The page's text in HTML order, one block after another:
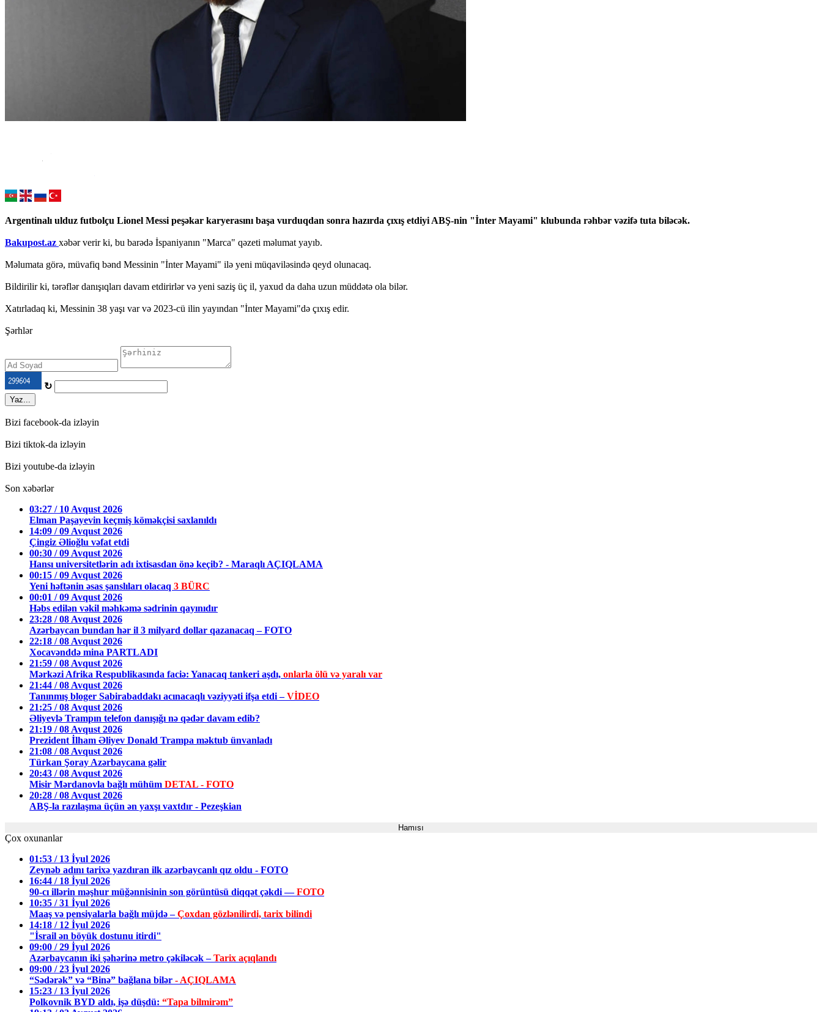
Argentinalı ulduz futbolçu Lionel Messi peşəkar karyerasını başa vurduqdan sonra hazırda çıxış etdiyi ABŞ-nin "İnter Mayami" klubunda rəhbər vəzifə tuta biləcək.
Bakupost.az xəbər verir ki, bu barədə İspaniyanın "Marca" qəzeti məlumat yayıb.
Məlumata görə, müvafiq bənd Messinin "İnter Mayami" ilə yeni müqaviləsində qeyd olunacaq.
Bildirilir ki, tərəflər danışıqları davam etdirirlər və yeni saziş üç il, yaxud da daha uzun müddətə ola bilər.
Xatırladaq ki, Messinin 38 yaşı var və 2023-cü ilin yayından "İnter Mayami"də çıxış edir.
Şərhlər
↻
Yaz...
Bizi facebook-da izləyin
Bizi tiktok-da izləyin
Bizi youtube-da izləyin
Son xəbərlər
03:27 / 10 Avqust 2026
Elman Paşayevin keçmiş köməkçisi saxlanıldı
14:09 / 09 Avqust 2026
Çingiz Əlioğlu vəfat etdi
00:30 / 09 Avqust 2026
Hansı universitetlərin adı ixtisasdan önə keçib? - Maraqlı AÇIQLAMA
00:15 / 09 Avqust 2026
Yeni həftənin əsas şanslıları olacaq 3 BÜRC
00:01 / 09 Avqust 2026
Həbs edilən vəkil məhkəmə sədrinin qayınıdır
23:28 / 08 Avqust 2026
Azərbaycan bundan hər il 3 milyard dollar qazanacaq – FOTO
22:18 / 08 Avqust 2026
Xocavənddə mina PARTLADI
21:59 / 08 Avqust 2026
Mərkəzi Afrika Respublikasında faciə: Yanacaq tankeri aşdı, onlarla ölü və yaralı var
21:44 / 08 Avqust 2026
Tanınmış bloger Sabirabaddakı acınacaqlı vəziyyəti ifşa etdi –VİDEO
21:25 / 08 Avqust 2026
Əliyevlə Trampın telefon danışığı nə qədər davam edib?
21:19 / 08 Avqust 2026
Prezident İlham Əliyev Donald Trampa məktub ünvanladı
21:08 / 08 Avqust 2026
Türkan Şoray Azərbaycana gəlir
20:43 / 08 Avqust 2026
Misir Mərdanovla bağlı mühüm DETAL - FOTO
20:28 / 08 Avqust 2026
ABŞ-la razılaşma üçün ən yaxşı vaxtdır - Pezeşkian
Hamısı
Çox oxunanlar
01:53 / 13 İyul 2026
Zeynəb adını tarixə yazdıran ilk azərbaycanlı qız oldu - FOTO
16:44 / 18 İyul 2026
90-cı illərin məşhur müğənnisinin son görüntüsü diqqət çəkdi —FOTO
10:35 / 31 İyul 2026
Maaş və pensiyalarla bağlı müjdə –Çoxdan gözlənilirdi, tarix bilindi
14:18 / 12 İyul 2026
"İsrail ən böyük dostunu itirdi"
09:00 / 29 İyul 2026
Azərbaycanın iki şəhərinə metro çəkiləcək –Tarix açıqlandı
09:00 / 23 İyul 2026
“Sədərək” və “Binə” bağlana bilər - AÇIQLAMA
15:23 / 13 İyul 2026
Polkovnik BYD aldı, işə düşdü: “Tapa bilmirəm”